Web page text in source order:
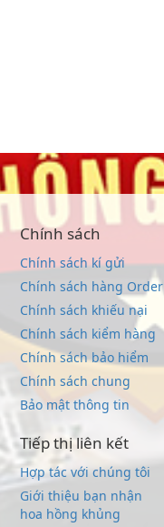
Chính sách
Chính sách kí gửi
Chính sách hàng Order
Chính sách khiếu nại
Chính sách kiểm hàng
Chính sách bảo hiểm
Chính sách chung
Bảo mật thông tin
Tiếp thị liên kết
Hợp tác với chúng tôi
Giới thiệu bạn nhận
hoa hồng khủng